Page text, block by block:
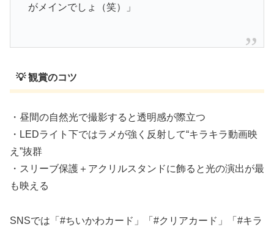
がメインでしょ（笑）」
💡 観賞のコツ
・昼間の自然光で撮影すると透明感が際立つ
・LEDライト下ではラメが強く反射して“キラキラ動画映
え”抜群
・スリーブ保護＋アクリルスタンドに飾ると光の演出が最
も映える
SNSでは「#ちいかわカード」「#クリアカード」「#キラ